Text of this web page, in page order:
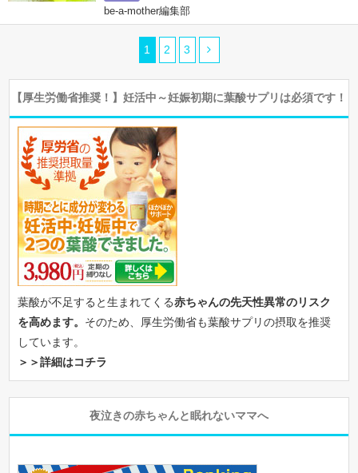
be-a-mother編集部
1 2 3
【厚生労働省推奨！】妊活中～妊娠初期に葉酸サプリは必須です！
葉酸が不足すると生まれてくる赤ちゃんの先天性異常のリスク
を高めます。 そのため、厚生労働省も葉酸サプリの摂取を推奨
しています。
＞＞詳細はコチラ
夜泣きの赤ちゃんと眠れないママへ